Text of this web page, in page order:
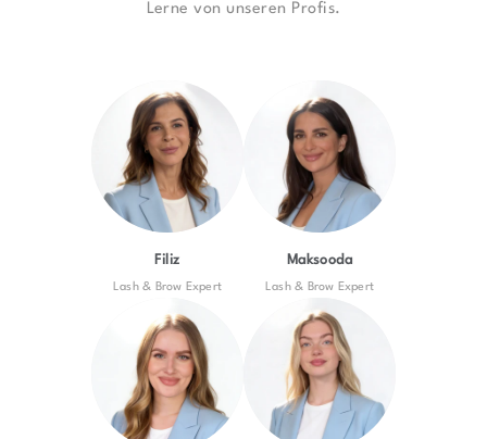
Lerne von unseren Profis.
Filiz
Lash & Brow Expert
Maksooda
Lash & Brow Expert